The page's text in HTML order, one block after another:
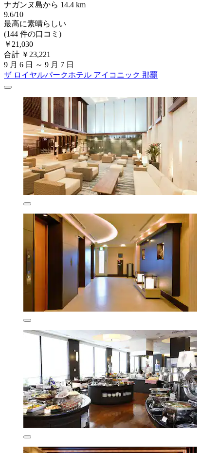
ナガンヌ島から 14.4 km
9.6/10
最高に素晴らしい
(144 件の口コミ)
￥21,030
合計 ￥23,221
9 月 6 日 ～ 9 月 7 日
ザ ロイヤルパークホテル アイコニック 那覇